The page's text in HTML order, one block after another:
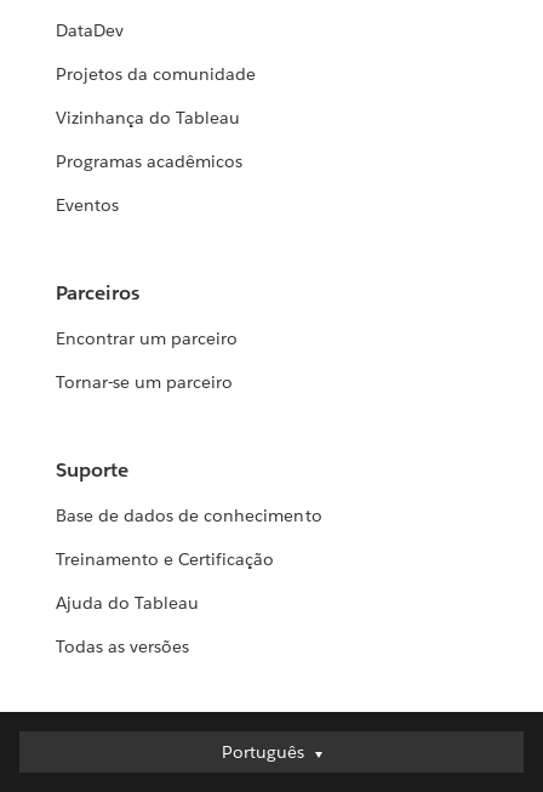
DataDev
Projetos da comunidade
Vizinhança do Tableau
Programas acadêmicos
Eventos
Parceiros
Encontrar um parceiro
Tornar-se um parceiro
Suporte
Base de dados de conhecimento
Treinamento e Certificação
Ajuda do Tableau
Todas as versões
Português
Português